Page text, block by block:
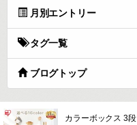
月別エントリー
タグ一覧
ブログトップ
カラーボックス 3